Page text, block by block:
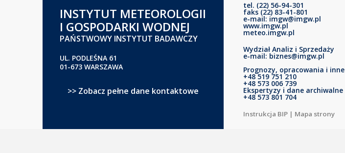
INSTYTUT METEOROLOGII
I GOSPODARKI WODNEJ
PAŃSTWOWY INSTYTUT BADAWCZY
UL. PODLEŚNA 61
01-673 WARSZAWA
>> Zobacz pełne dane kontaktowe
tel. (22) 56-94-301
faks (22) 83-41-801
e-mail: imgw@imgw.pl
www.imgw.pl
meteo.imgw.pl
Wydział Analiz i Sprzedaży
e-mail: biznes@imgw.pl
Prognozy, opracowania i inne
+48 519 751 210
+48 573 006 739
Ekspertyzy i dane archiwalne
+48 573 801 704
Instrukcja BIP | Mapa strony